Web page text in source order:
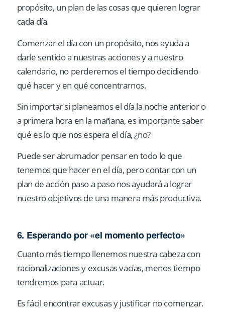
propósito, un plan de las cosas que quieren lograr
cada día.
Comenzar el día con un propósito, nos ayuda a
darle sentido a nuestras acciones y a nuestro
calendario, no perderemos el tiempo decidiendo
qué hacer y en qué concentrarnos.
Sin importar si planeamos el día la noche anterior o
a primera hora en la mañana, es importante saber
qué es lo que nos espera el día, ¿no?
Puede ser abrumador pensar en todo lo que
tenemos que hacer en el día, pero contar con un
plan de acción paso a paso nos ayudará a lograr
nuestro objetivos de una manera más productiva.
6. Esperando por «el momento perfecto»
Cuanto más tiempo llenemos nuestra cabeza con
racionalizaciones y excusas vacías, menos tiempo
tendremos para actuar.
Es fácil encontrar excusas y justificar no comenzar.